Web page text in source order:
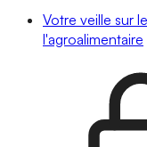
Votre veille sur
l'agroalimentaire